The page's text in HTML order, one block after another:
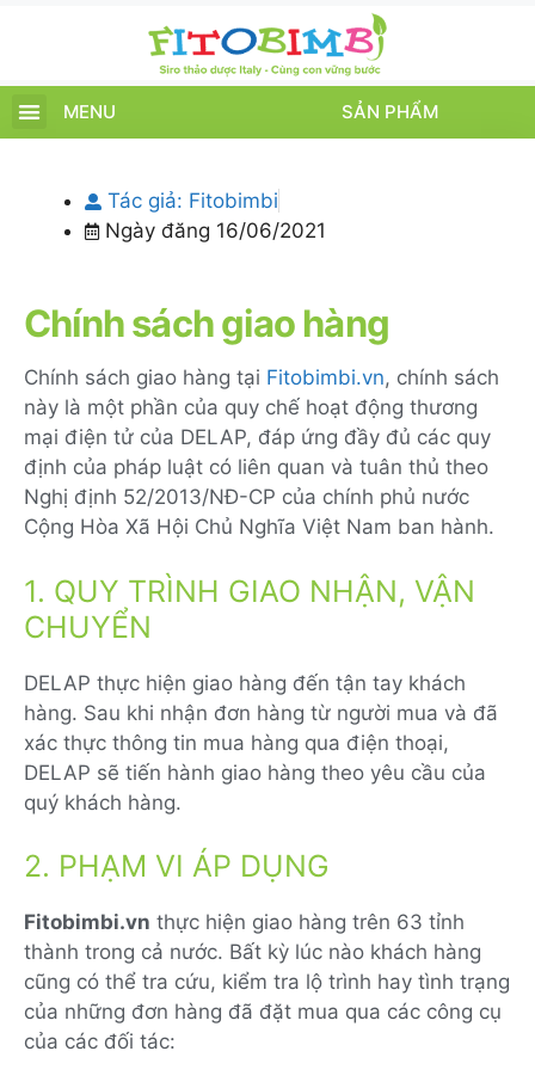
MENU SẢN PHẨM
Tác giả: Fitobimbi
Ngày đăng 16/06/2021
Chính sách giao hàng
Chính sách giao hàng tại Fitobimbi.vn, chính sách
này là một phần của quy chế hoạt động thương
mại điện tử của DELAP, đáp ứng đầy đủ các quy
định của pháp luật có liên quan và tuân thủ theo
Nghị định 52/2013/NĐ-CP của chính phủ nước
Cộng Hòa Xã Hội Chủ Nghĩa Việt Nam ban hành.
1. QUY TRÌNH GIAO NHẬN, VẬN
CHUYỂN
DELAP thực hiện giao hàng đến tận tay khách
hàng. Sau khi nhận đơn hàng từ người mua và đã
xác thực thông tin mua hàng qua điện thoại,
DELAP sẽ tiến hành giao hàng theo yêu cầu của
quý khách hàng.
2. PHẠM VI ÁP DỤNG
Fitobimbi.vn thực hiện giao hàng trên 63 tỉnh
thành trong cả nước. Bất kỳ lúc nào khách hàng
cũng có thể tra cứu, kiểm tra lộ trình hay tình trạng
của những đơn hàng đã đặt mua qua các công cụ
của các đối tác: